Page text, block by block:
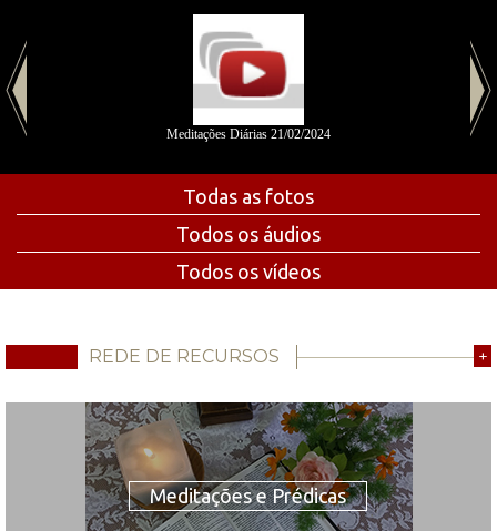
Meditações Diárias 21/02/2024
Todas as fotos
Todos os áudios
Todos os vídeos
REDE DE RECURSOS +
Meditações e Prédicas